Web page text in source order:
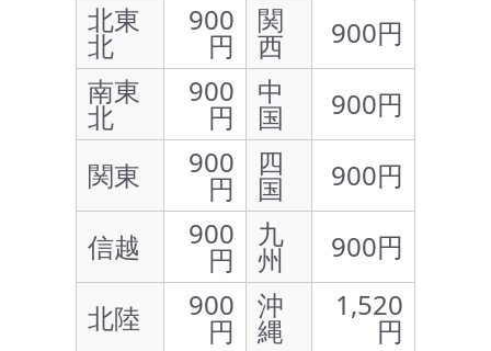
北東
北
900
円
関
西
900円
南東
北
900
円
中
国
900円
関東
900
円
四
国
900円
信越
900
円
九
州
900円
北陸
900
円
沖
縄
1,520
円